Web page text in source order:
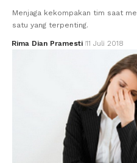
Menjaga kekompakan tim saat
satu yang terpenting.
Rima Dian Pramesti 11 Juli 2018